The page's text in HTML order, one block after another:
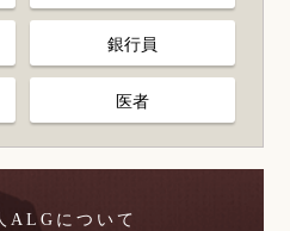
銀行員
医者
ALGについて